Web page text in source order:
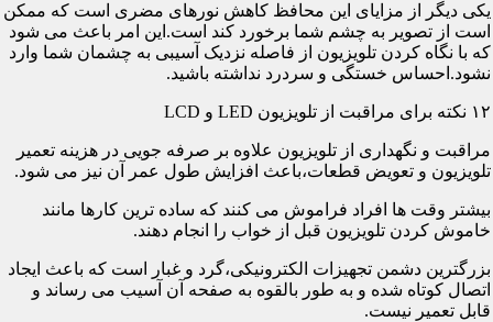
یکی دیگر از مزایای این محافظ کاهش نورهای مضری است که ممکن
است از تصویر به چشم شما برخورد کند است.این امر باعث می شود
که با نگاه کردن تلویزیون از فاصله نزدیک آسیبی به چشمان شما وارد
نشود.احساس خستگی و سردرد نداشته باشید.
۱۲ نکته برای مراقبت از تلویزیون LED و LCD
مراقبت و نگهداری از تلویزیون علاوه بر صرفه جویی در هزینه تعمیر
تلویزیون و تعویض قطعات،باعث افزایش طول عمر آن نیز می شود.
بیشتر وقت ها افراد فراموش می کنند که ساده ترین کارها مانند
خاموش کردن تلویزیون قبل از خواب را انجام دهند.
بزرگترین دشمن تجهیزات الکترونیکی،گرد و غبار است که باعث ایجاد
اتصال کوتاه شده و به طور بالقوه به صفحه آن آسیب می رساند و
قابل تعمیر نیست.